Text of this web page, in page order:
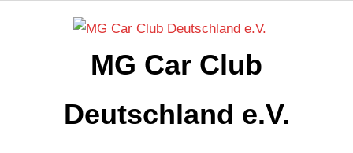
MG Car Club
Deutschland e.V.